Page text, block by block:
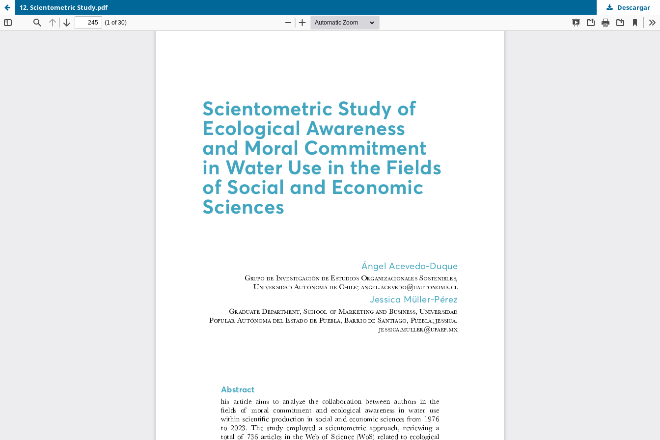
12. Scientometric Study.pdf Descargar